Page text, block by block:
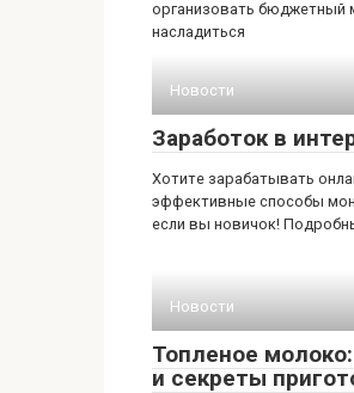
организовать бюджетный
насладиться
Новости
Заработок в
Хотите зарабатывать
эффективные способы
если вы новичок!
Новости
Топленое
и секреты